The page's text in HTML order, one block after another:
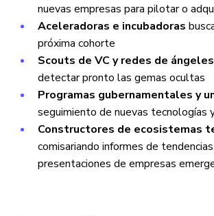
nuevas empresas para pilotar o
Aceleradoras e incubadoras
próxima cohorte
Scouts de VC y redes de ángeles
detectar pronto las gemas ocultas
Programas gubernamentales y
seguimiento de nuevas tecnologías
Constructores de ecosistemas
comisariando informes de
presentaciones de empresas